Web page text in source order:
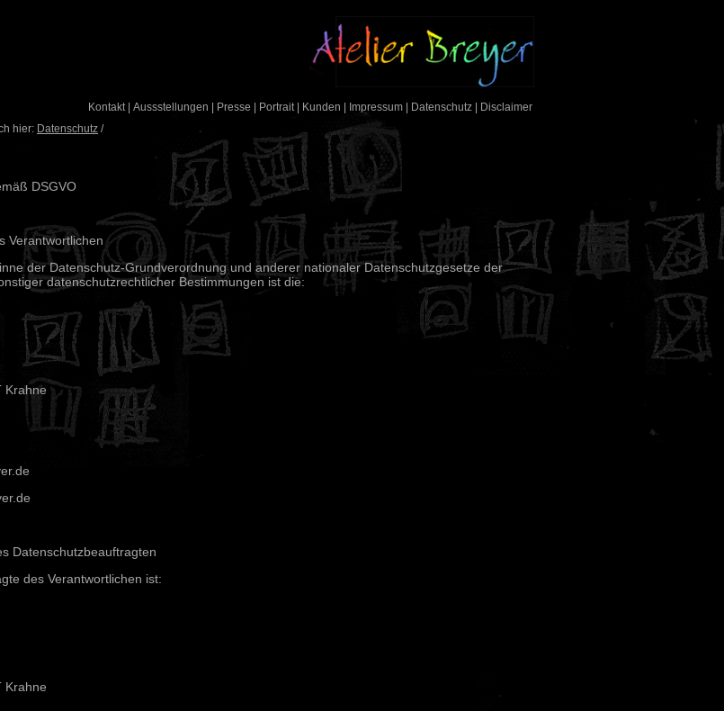
Kontakt| Aussstellungen Presse Portrait| Kunden Impressum Datenschutz Disclaimer
hier: Datenschutz /
DSGVO
Verantwortlichen
der Datenschutz-Grundverordnung und anderer nationaler Datenschutzgesetze der
datenschutzrechtlicher Bestimmungen ist die:
Krahne
Datenschutzbeauftragten
des Verantwortlichen ist:
Krahne